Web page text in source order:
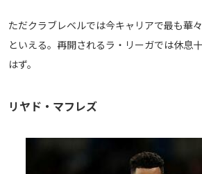
ただクラブレベルでは今キャリアで最も華
といえる。再開されるラ・リーガでは休息
はず。
リヤド・マフレズ